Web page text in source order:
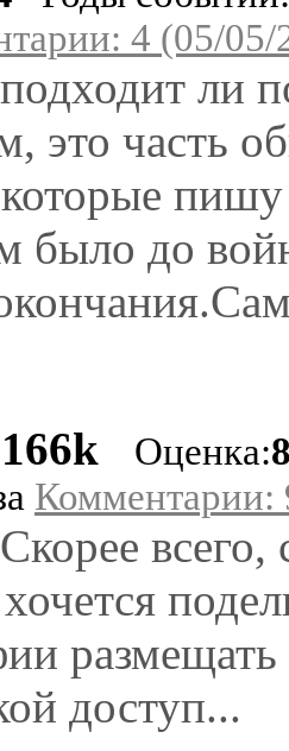
4 (05/05/
ли
это часть
было до
166k Оценка:
Комментарии:
доступ...